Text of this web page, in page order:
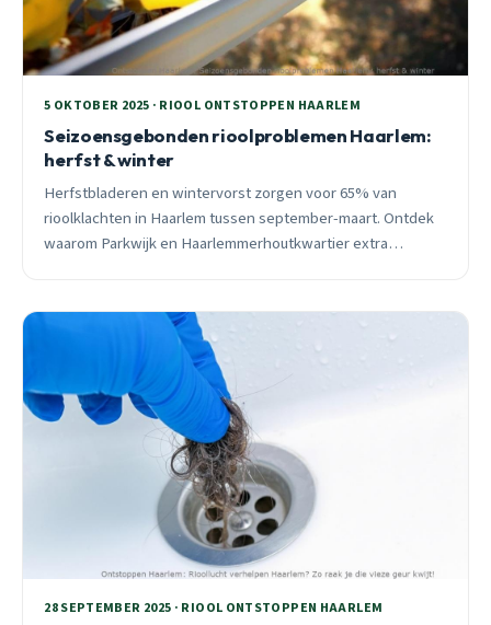
5 OKTOBER 2025 · RIOOL ONTSTOPPEN HAARLEM
Seizoensgebonden rioolproblemen Haarlem:
herfst & winter
Herfstbladeren en wintervorst zorgen voor 65% van
rioolklachten in Haarlem tussen september-maart. Ontdek
waarom Parkwijk en Haarlemmerhoutkwartier extra
28 SEPTEMBER 2025 · RIOOL ONTSTOPPEN HAARLEM